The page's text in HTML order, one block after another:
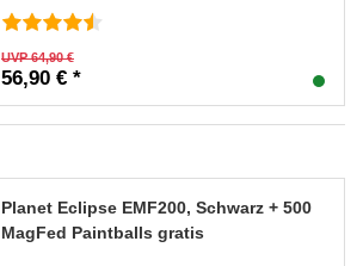
UVP 64,90 €
56,90 € *
Planet Eclipse EMF200, Schwarz + 500
MagFed Paintballs gratis